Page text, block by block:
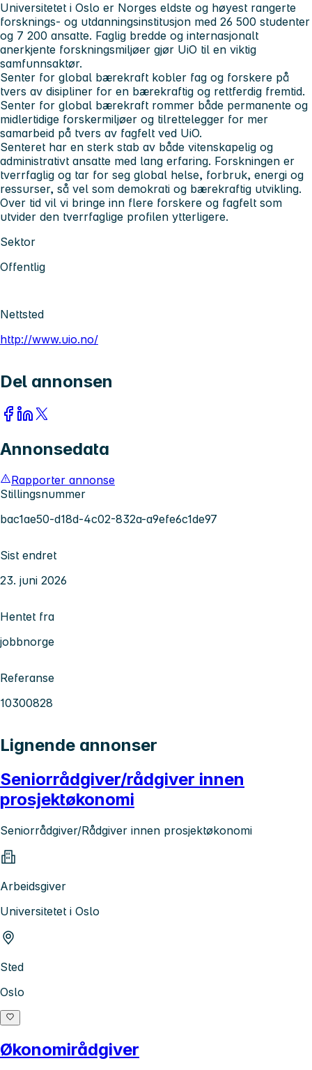
Universitetet i Oslo er Norges eldste og høyest rangerte
forsknings- og utdanningsinstitusjon med 26 500 studenter
og 7 200 ansatte. Faglig bredde og internasjonalt
anerkjente forskningsmiljøer gjør UiO til en viktig
samfunnsaktør.
Senter for global bærekraft kobler fag og forskere på
tvers av disipliner for en bærekraftig og rettferdig fremtid.
Senter for global bærekraft rommer både permanente og
midlertidige forskermiljøer og tilrettelegger for mer
samarbeid på tvers av fagfelt ved UiO.
Senteret har en sterk stab av både vitenskapelig og
administrativt ansatte med lang erfaring. Forskningen er
tverrfaglig og tar for seg global helse, forbruk, energi og
ressurser, så vel som demokrati og bærekraftig utvikling.
Over tid vil vi bringe inn flere forskere og fagfelt som
utvider den tverrfaglige profilen ytterligere.
Sektor
Offentlig
Nettsted
http://www.uio.no/
Del annonsen
Annonsedata
Rapporter annonse
Stillingsnummer
bac1ae50-d18d-4c02-832a-a9efe6c1de97
Sist endret
23. juni 2026
Hentet fra
jobbnorge
Referanse
10300828
Lignende annonser
Seniorrådgiver/rådgiver innen
prosjektøkonomi
Seniorrådgiver/Rådgiver innen prosjektøkonomi
Arbeidsgiver
Universitetet i Oslo
Sted
Oslo
Økonomirådgiver